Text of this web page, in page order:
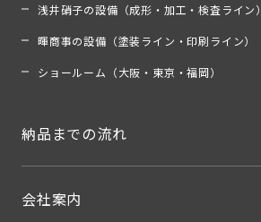
浅井硝子の設備（成形・加工・検査ライン）
暉商事の設備（塗装ライン・印刷ライン）
ショールーム（大阪・東京・福岡）
納品までの流れ
会社案内